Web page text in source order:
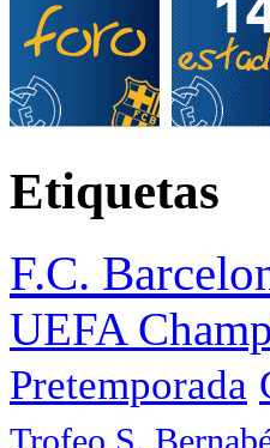
Etiquetas
F.C.
UEFA
Pretemporada